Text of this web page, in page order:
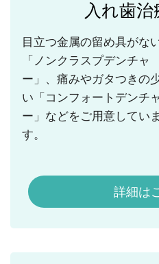
入れ歯
目立つ金属の留め具がな
「ノンクラスプデンチャ
ー」、痛みやガタつきの
い「コンフォートデンチ
ー」などをご用意していま
す。
詳細は